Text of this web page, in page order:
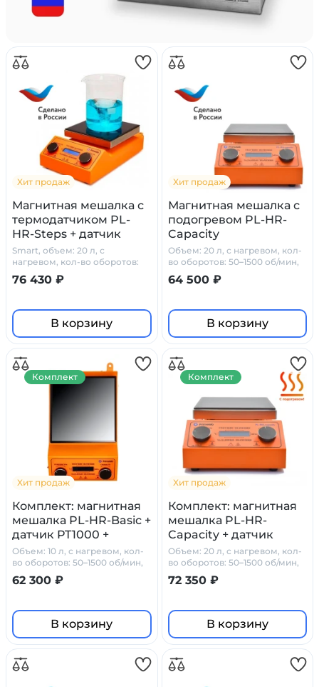
Хит продаж
Магнитная мешалка с
термодатчиком PL-
HR-Steps + датчик
PT1000
Smart, объем: 20 л, с
нагревом, кол-во оборотов:
50–1500 об/мин
76 430 ₽
В корзину
Хит продаж
Магнитная мешалка с
подогревом PL-HR-
Capacity
Объем: 20 л, с нагревом, кол-
во оборотов: 50–1500 об/мин,
стеклокерамика
64 500 ₽
В корзину
Хит продаж
Комплект: магнитная
мешалка PL-HR-Basic +
датчик PT1000 +
штатив Primelab
Объем: 10 л, с нагревом, кол-
во оборотов: 50–1500 об/мин,
стеклокерамика
62 300 ₽
В корзину
Комплект
Хит продаж
Комплект: магнитная
мешалка PL-HR-
Capacity + датчик
PT1000 + штатив
Primelab
Объем: 20 л, с нагревом, кол-
во оборотов: 50–1500 об/мин,
стеклокерамика
72 350 ₽
В корзину
Комплект